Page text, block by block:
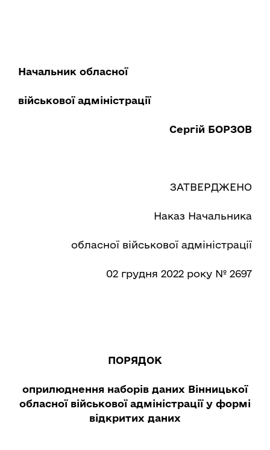
Начальник обласної
військової адміністрації
Сергій БОРЗОВ
ЗАТВЕРДЖЕНО
Наказ Начальника
обласної військової адміністрації
02 грудня 2022 року № 2697
ПОРЯДОК
оприлюднення наборів даних Вінницької
обласної військової адміністрації у формі
відкритих даних